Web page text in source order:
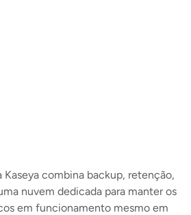
Kaseya combina backup, retenção,
nuvem dedicada para manter os
em funcionamento mesmo em